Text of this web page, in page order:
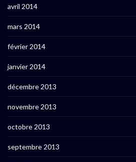
avril 2014
mars 2014
février 2014
janvier 2014
décembre 2013
novembre 2013
octobre 2013
septembre 2013